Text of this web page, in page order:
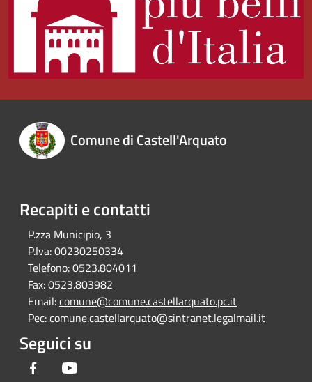
Comune di Castell'Arquato
Recapiti e contatti
P.zza Municipio, 3
P.Iva:00230250334
Telefono:0523.804011
Fax:0523.803982
Email:comune@comune.castellarquato.pc.it
Pec:comune.castellarquato@sintranet.legalmail.it
Seguici su
Facebook